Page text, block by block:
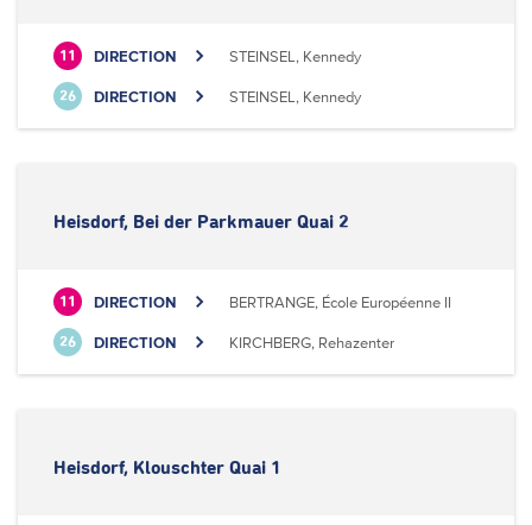
11 DIRECTION STEINSEL, Kennedy
26 DIRECTION STEINSEL, Kennedy
Heisdorf, Bei der Parkmauer Quai 2
11 DIRECTION BERTRANGE, École Européenne II
26 DIRECTION KIRCHBERG, Rehazenter
Heisdorf, Klouschter Quai 1